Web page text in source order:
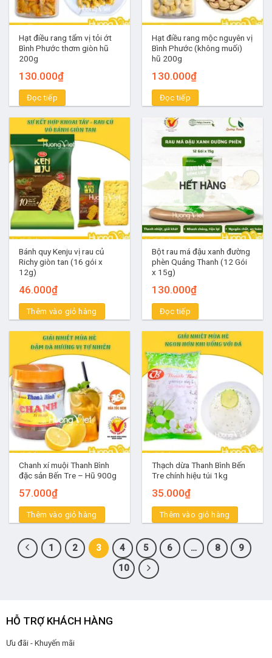
Hạt điều rang tẩm vị tỏi ớt
Bình Phước thơm giòn hũ
200g
130.000₫
Đọc tiếp
Hạt điều rang mộc nguyên vị
Bình Phước (không muối)
hũ 200g
130.000₫
Đọc tiếp
Bánh quy Kenju vị rau củ
Richy giòn tan (16 gói x
12g)
46.000₫
Thêm vào giỏ hàng
HẾT HÀNG
Bột rau má đậu xanh đường
phèn Quảng Thanh (12 Gói
x 15g)
130.000₫
Đọc tiếp
Chanh xí muội Thanh Bình
đặc sản Bến Tre – Hũ 900g
57.000₫
Thêm vào giỏ hàng
Thạch dừa Thanh Bình Bến
Tre chính hiệu túi 1kg
35.000₫
Thêm vào giỏ hàng
1 2 3 4 5 6 … 8
9
10
HỖ TRỢ KHÁCH HÀNG
Ưu đãi - Khuyến mãi